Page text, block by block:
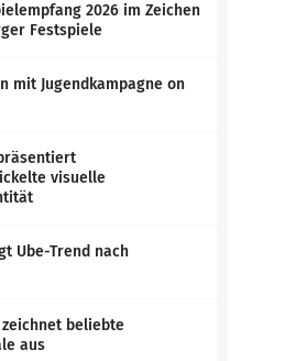
2026 im Zeichen
Festspiele
mit Jugendkampagne on
visuelle
Ube-Trend nach
zeichnet beliebte
aus